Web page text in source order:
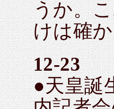
うか。
けは確
12-23
●天皇誕